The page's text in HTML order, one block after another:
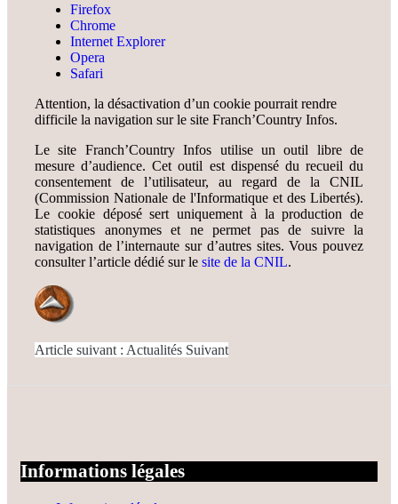
Firefox
Chrome
Internet Explorer
Opera
Safari
Attention, la désactivation d’un cookie pourrait rendre
difficile la navigation sur le site Franch’Country Infos.
Le site Franch’Country Infos utilise un outil libre de
mesure d’audience. Cet outil est dispensé du recueil du
consentement de l’utilisateur, au regard de la CNIL
(Commission Nationale de l'Informatique et des Libertés).
Le cookie déposé sert uniquement à la production de
statistiques anonymes et ne permet pas de suivre la
navigation de l’internaute sur d’autres sites. Vous pouvez
consulter l’article dédié sur le site de la CNIL.
Article suivant : Actualités Suivant
Informations légales